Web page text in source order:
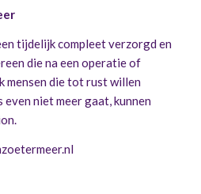
tijdelijk compleet verzorgd en
die na een operatie of
mensen die tot rust willen
niet meer gaat, kunnen